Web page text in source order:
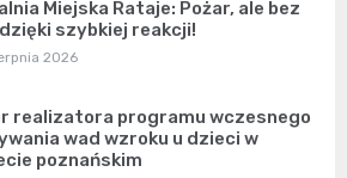
Miejska Rataje: Pożar, ale bez
szybkiej reakcji!
2026
realizatora programu wczesnego
wad wzroku u dzieci w
poznańskim